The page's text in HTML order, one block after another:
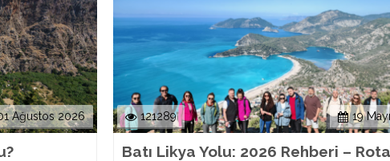
Ağustos 2026 19
121289
Batı Likya Yolu: 2026 Rehberi –